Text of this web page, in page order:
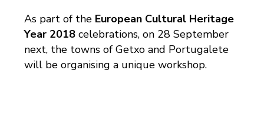
As part of the European Cultural Heritage
Year 2018celebrations, on 28 September
next, the towns of Getxo and Portugalete
will be organising a unique workshop.